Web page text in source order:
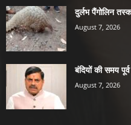
दुर्लभ पैंगोलिन
August 7, 2026
बंदियों की समय
August 7, 2026